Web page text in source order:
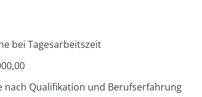
bei Tagesarbeitszeit
Qualifikation und Berufserfahrung